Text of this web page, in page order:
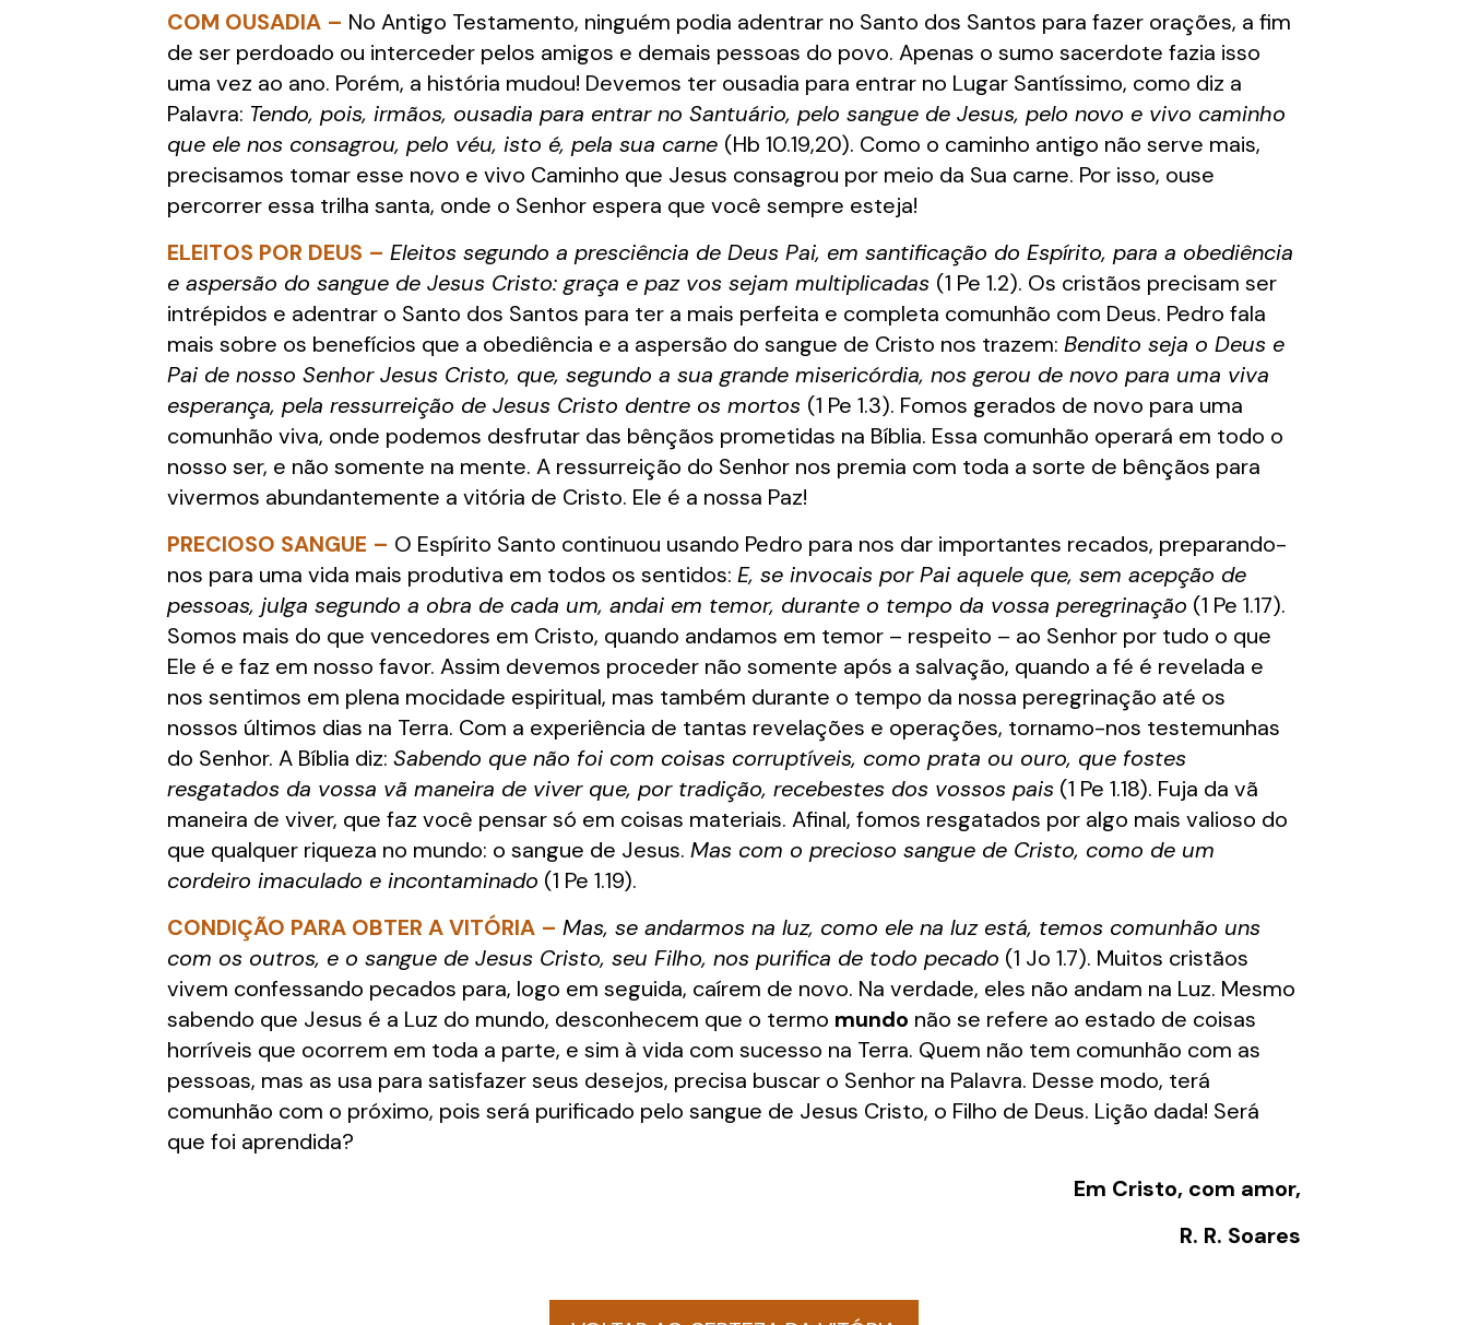
COM OUSADIA – No Antigo Testamento, ninguém podia adentrar no Santo dos Santos para fazer orações, a fim
de ser perdoado ou interceder pelos amigos e demais pessoas do povo. Apenas o sumo sacerdote fazia isso
uma vez ao ano. Porém, a história mudou! Devemos ter ousadia para entrar no Lugar Santíssimo, como diz a
Palavra: Tendo, pois, irmãos, ousadia para entrar no Santuário, pelo sangue de Jesus, pelo novo e vivo caminho
que ele nos consagrou, pelo véu, isto é, pela sua carne (Hb 10.19,20). Como o caminho antigo não serve mais,
precisamos tomar esse novo e vivo Caminho que Jesus consagrou por meio da Sua carne. Por isso, ouse
percorrer essa trilha santa, onde o Senhor espera que você sempre esteja!
ELEITOS POR DEUS – Eleitos segundo a presciência de Deus Pai, em santificação do Espírito, para a obediência
e aspersão do sangue de Jesus Cristo: graça e paz vos sejam multiplicadas (1 Pe 1.2). Os cristãos precisam ser
intrépidos e adentrar o Santo dos Santos para ter a mais perfeita e completa comunhão com Deus. Pedro fala
mais sobre os benefícios que a obediência e a aspersão do sangue de Cristo nos trazem: Bendito seja o Deus e
Pai de nosso Senhor Jesus Cristo, que, segundo a sua grande misericórdia, nos gerou de novo para uma viva
esperança, pela ressurreição de Jesus Cristo dentre os mortos (1 Pe 1.3). Fomos gerados de novo para uma
comunhão viva, onde podemos desfrutar das bênçãos prometidas na Bíblia. Essa comunhão operará em todo o
nosso ser, e não somente na mente. A ressurreição do Senhor nos premia com toda a sorte de bênçãos para
vivermos abundantemente a vitória de Cristo. Ele é a nossa Paz!
PRECIOSO SANGUE – O Espírito Santo continuou usando Pedro para nos dar importantes recados, preparando-
nos para uma vida mais produtiva em todos os sentidos: E, se invocais por Pai aquele que, sem acepção de
pessoas, julga segundo a obra de cada um, andai em temor, durante o tempo da vossa peregrinação (1 Pe 1.17).
Somos mais do que vencedores em Cristo, quando andamos em temor – respeito – ao Senhor por tudo o que
Ele é e faz em nosso favor. Assim devemos proceder não somente após a salvação, quando a fé é revelada e
nos sentimos em plena mocidade espiritual, mas também durante o tempo da nossa peregrinação até os
nossos últimos dias na Terra. Com a experiência de tantas revelações e operações, tornamo-nos testemunhas
do Senhor. A Bíblia diz: Sabendo que não foi com coisas corruptíveis, como prata ou ouro, que fostes
resgatados da vossa vã maneira de viver que, por tradição, recebestes dos vossos pais(1 Pe 1.18). Fuja da vã
maneira de viver, que faz você pensar só em coisas materiais. Afinal, fomos resgatados por algo mais valioso do
que qualquer riqueza no mundo: o sangue de Jesus. Mas com o precioso sangue de Cristo, como de um
cordeiro imaculado e incontaminado (1 Pe 1.19).
CONDIÇÃO PARA OBTER A VITÓRIA – Mas, se andarmos na luz, como ele na luz está, temos comunhão uns
com os outros, e o sangue de Jesus Cristo, seu Filho, nos purifica de todo pecado (1 Jo 1.7). Muitos cristãos
vivem confessando pecados para, logo em seguida, caírem de novo. Na verdade, eles não andam na Luz. Mesmo
sabendo que Jesus é a Luz do mundo, desconhecem que o termo mundo não se refere ao estado de coisas
horríveis que ocorrem em toda a parte, e sim à vida com sucesso na Terra. Quem não tem comunhão com as
pessoas, mas as usa para satisfazer seus desejos, precisa buscar o Senhor na Palavra. Desse modo, terá
comunhão com o próximo, pois será purificado pelo sangue de Jesus Cristo, o Filho de Deus. Lição dada! Será
que foi aprendida?
Em Cristo, com amor,
R. R. Soares